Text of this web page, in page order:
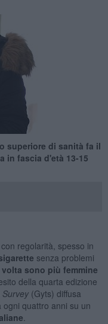
superiore di sanità fa il
in fascia d'età 13-15
regolarità, spesso in
senza problemi
volta sono più femmine
della quarta edizione
Survey(Gyts) diffusa
quattro anni su un